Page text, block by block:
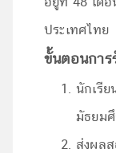
ประเทศไทย
ขั้นตอนการ
นักเรีย
มัธยม
ส่งผล